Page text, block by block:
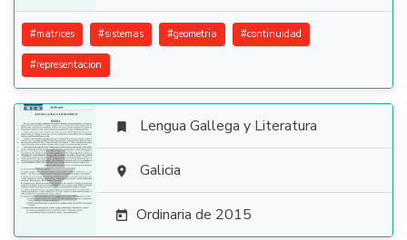
#matrices #sistemas #geometria #continuidad
#representacion

 Lengua Gallega y Literatura
 Galicia
 Ordinaria de 2015